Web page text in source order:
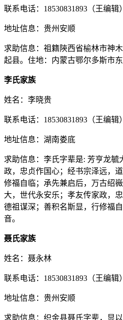
联系电话：18530831893（王编辑）
地址信息：贵州安顺
求助信息：祖籍陝西省榆林市神
起县。住地：内蒙古鄂尔多斯市
李氏家族
姓名：李晓贵
联系电话：18530831893（王编辑）
地址信息：湖南娄底
求助信息：李氏字辈是: 芳亨龙毓
政，忠贞作国心；经书宗泽远，
修福自临；承先兼启后，万古绍
大，世代永安乐；孝友传家政，
德祖谋深；善积名斯显，行修福
音。
聂氏家族
姓名：聂永林
联系电话：18530831893（王编辑）
地址信息：贵州安顺
求助信息：织金县聂氏字辈，显